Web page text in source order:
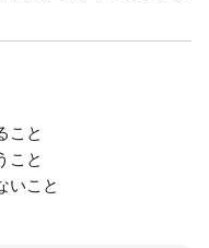
こと
こと
いこと